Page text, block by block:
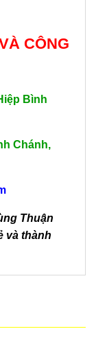
CÔNG
Bình
Chánh,
Thuận
và thành